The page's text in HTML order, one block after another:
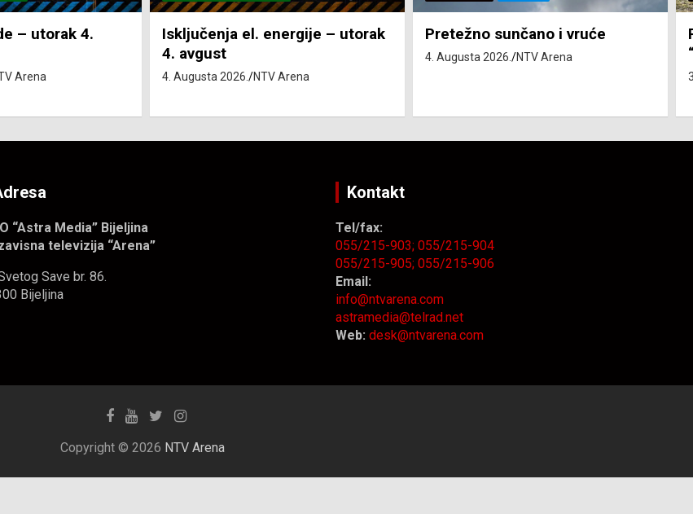
– utorak
Arena
Pretežno sunčano i vruće
4. Augusta 2026.
Pravo na subvenciju za traktor
“Belarus” ostvarila 84 korisnika
“Astra Media” Bijeljina
televizija “Arena”
Save br. 86.
Bijeljina
Kontakt
Tel/fax:
055/215-903;055/215-904
055/215-905;055/215-906
Email:
info@ntvarena.com
astramedia@telrad.net
Web: desk@ntvarena.com
Copyright © 2026 NTV Arena